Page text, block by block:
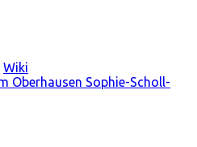
Wiki
Sophie-Scholl-